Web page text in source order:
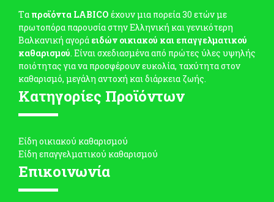
Tα προϊόντα LABICO έχουν μια πορεία 30 ετών με
πρωτοπόρα παρουσία στην Ελληνική και γενικότερη
Βαλκανική αγορά ειδών οικιακού και επαγγελματικού
καθαρισμού. Είναι σχεδιασμένα από πρώτες ύλες υψηλής
ποιότητας για να προσφέρουν ευκολία, ταχύτητα στον
καθαρισμό, μεγάλη αντοχή και διάρκεια ζωής.
Κατηγορίες Προϊόντων
Είδη οικιακού καθαρισμού
Είδη επαγγελματικού καθαρισμού
Επικοινωνία